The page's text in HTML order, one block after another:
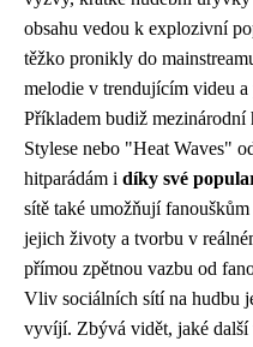
obsahu vedou k explozivní
těžko pronikly do
melodie v trendujícím videu
Příkladem budiž
Stylese nebo "Heat Waves"
hitparádám i díky své
sítě také umožňují
jejich životy a tvorbu v
přímou zpětnou vazbu od
Vliv sociálních sítí na hudbu
vyvíjí. Zbývá vidět, jaké další